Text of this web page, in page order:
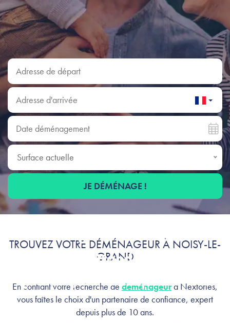
Déménagement à Noisy-le-
Grand :
profitez, on s'occupe de tout
Adresse de départ
Adresse d'arrivée
Date déménagement
Surface actuelle
Surface actuelle
JE DÉMÉNAGE !
TROUVEZ VOTRE DÉMÉNAGEUR À NOISY-LE-
GRAND
En confiant votre recherche de déménageurà Nextories,
vous faîtes le choix d'un partenaire de confiance, expert
depuis plus de 10 ans.